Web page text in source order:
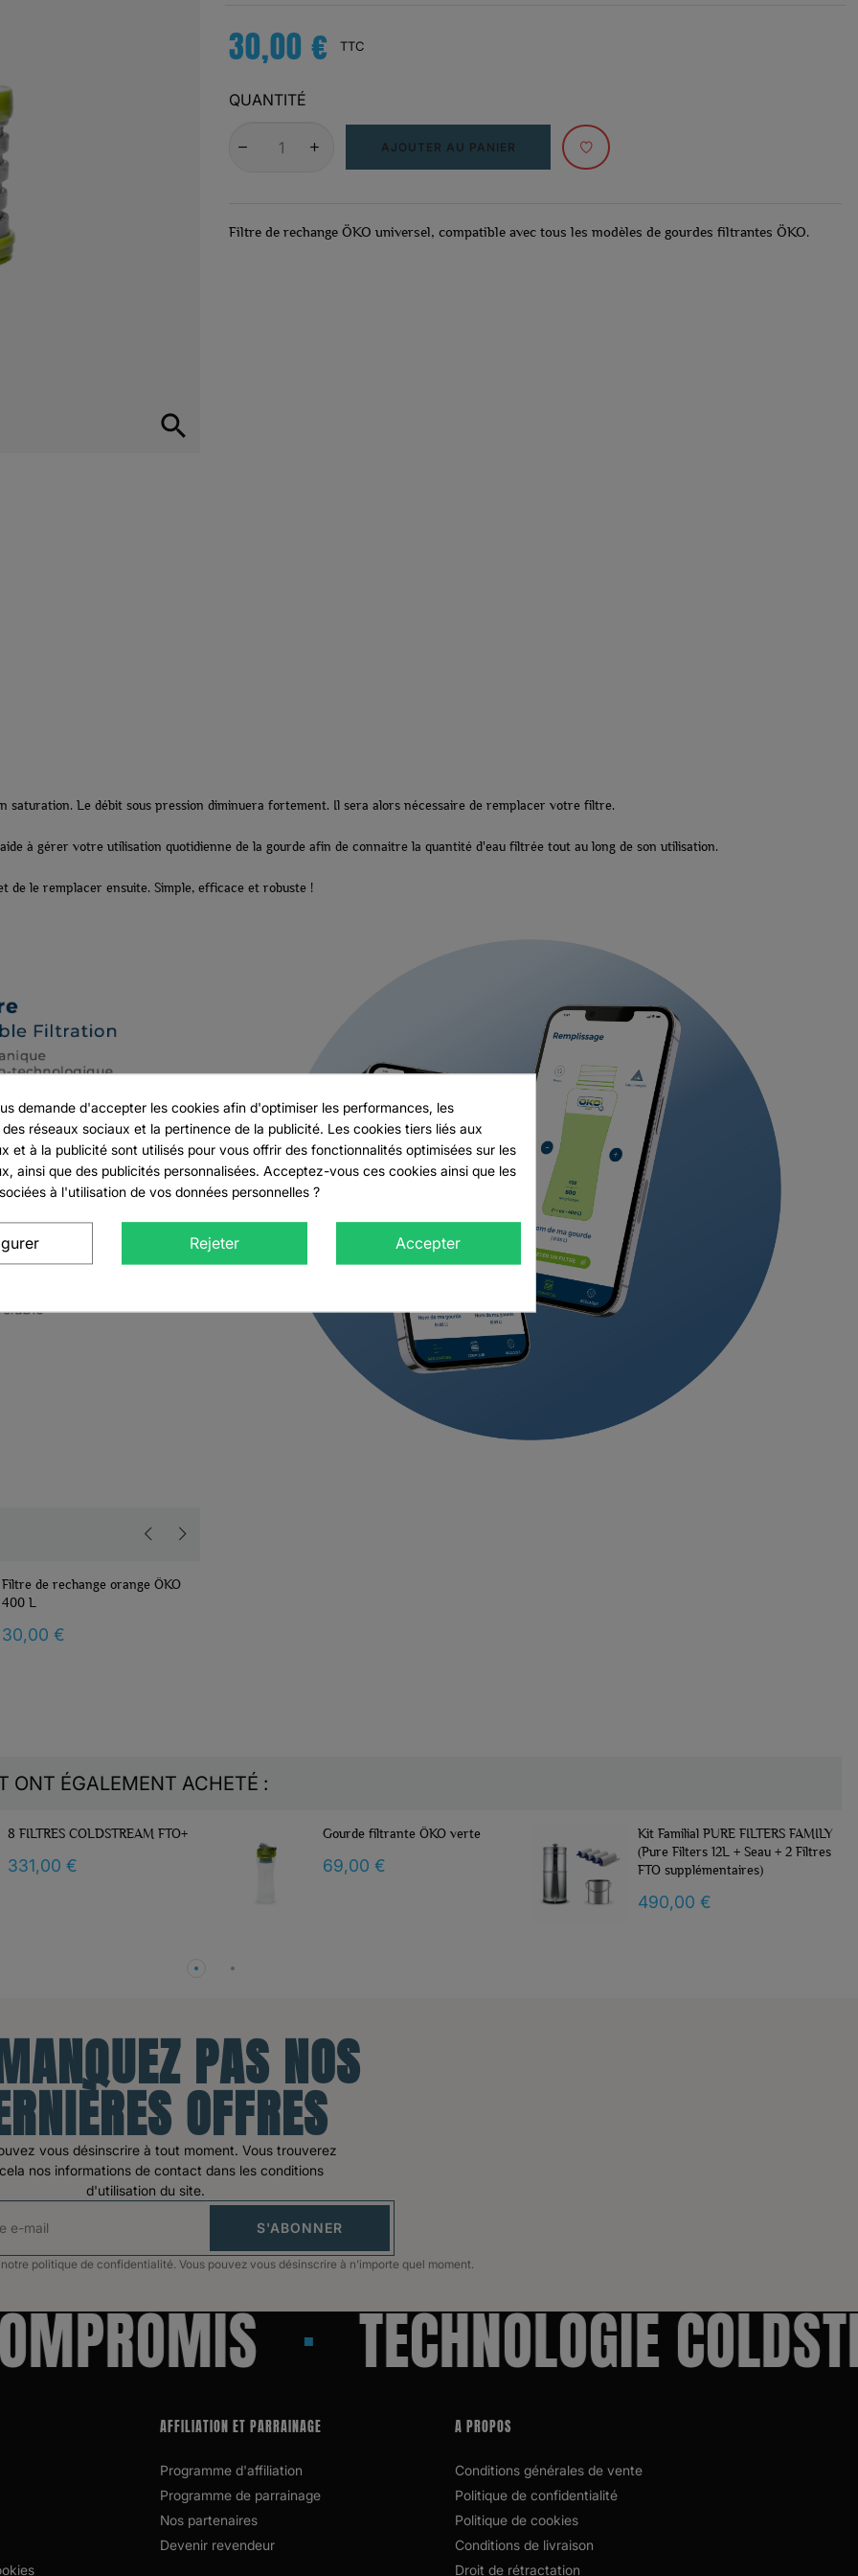

30,00 € TTC
QUANTITÉ
AJOUTER AU PANIER
Filtre de rechange ÖKO universel, compatible avec tous les modèles de gourdes filtrantes ÖKO.
Le débit sous pression diminuera fortement. Il sera alors nécessaire de remplacer votre filtre.
à gérer votre utilisation quotidienne de la gourde afin de connaitre la quantité d'eau filtrée tout au long de son utilisation.
le remplacer ensuite. Simple, efficace et robuste !
Filtre de rechange orange ÖKO
400 L
30,00 €
ONT ÉGALEMENT ACHETÉ :
Gourde filtrante ÖKO verte
69,00 €
Kit Familial PURE FILTERS FAMILY
FTO supplémentaires)
Robinet avec témoin de niveau
d'eau en inox pour Pure Filters
Family (12L)
59,00 €
PAS NOS
OFFRES
vous désinscrire à tout moment. Vous trouverez
nos informations de contact dans les conditions
d'utilisation du site.
S'ABONNER
politique de confidentialité. Vous pouvez vous désinscrire à n'importe quel moment.
TECHNOLOGIE
AFFILIATION ET PARRAINAGE
Programme d'affiliation
Programme de parrainage
Nos partenaires
Devenir revendeur
A PROPOS
Conditions générales de vente
Politique de confidentialité
Politique de cookies
Conditions de livraison
Droit de rétractation
liste d'envies
CRÉER UNE LISTE D'ENVIES ANNULER
connecté pour ajouter des produits à votre liste d'envies.
demande d'accepter les cookies afin d'optimiser les performances, les
réseaux sociaux et la pertinence de la publicité. Les cookies tiers liés aux
et à la publicité sont utilisés pour vous offrir des fonctionnalités optimisées sur les
ainsi que des publicités personnalisées. Acceptez-vous ces cookies ainsi que les
à l'utilisation de vos données personnelles ?
Rejeter Accepter